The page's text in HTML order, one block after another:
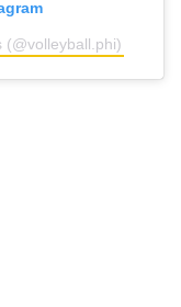
(@volleyball.phi)